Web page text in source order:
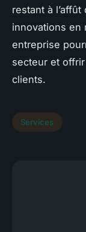
restant à
innovations en
entreprise
secteur et
clients.
Services